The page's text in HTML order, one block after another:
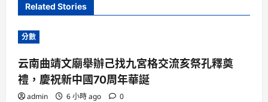
Related Stories
分數
云南曲靖文廟舉辦己找九宮格交流亥祭孔釋奠
禮，慶祝新中國70周年華誕
admin 6 小時 ago 0